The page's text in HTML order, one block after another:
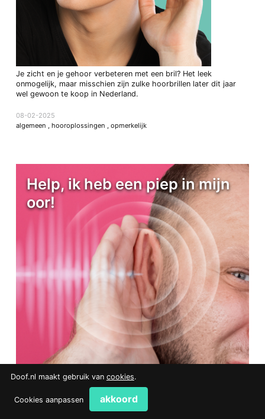
Je zicht en je gehoor verbeteren met een bril? Het leek
onmogelijk, maar misschien zijn zulke hoorbrillen later dit jaar
wel gewoon te koop in Nederland.
08-02-2025
algemeen , hooroplossingen , opmerkelijk
Help, ik heb een piep in mijn
oor!
Doof.nl maakt gebruik van cookies.
Cookies aanpassen akkoord